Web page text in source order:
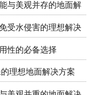
与美观并存的地面解
受水侵害的理想解决
性的必备选择
理想地面解决方案